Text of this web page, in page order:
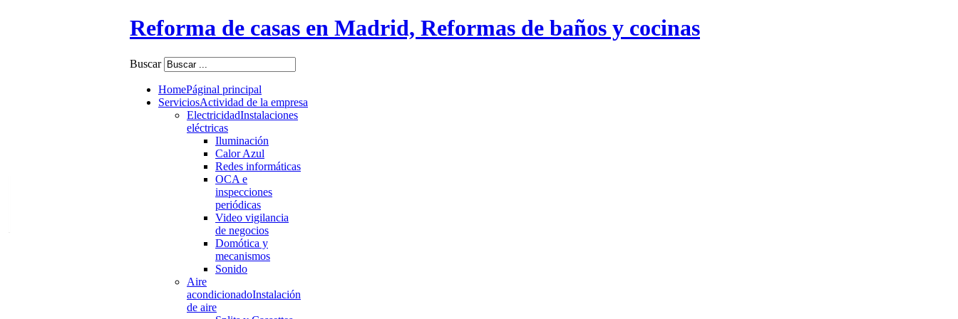
Reforma de casas en Madrid, Reformas de baños y cocinas
Buscar
HomePáginal principal
ServiciosActividad de la empresa
ElectricidadInstalaciones
eléctricas
Iluminación
Calor Azul
Redes informáticas
OCA e
inspecciones
periódicas
Video vigilancia
de negocios
Domótica y
mecanismos
Sonido
Aire
acondicionadoInstalación
de aire